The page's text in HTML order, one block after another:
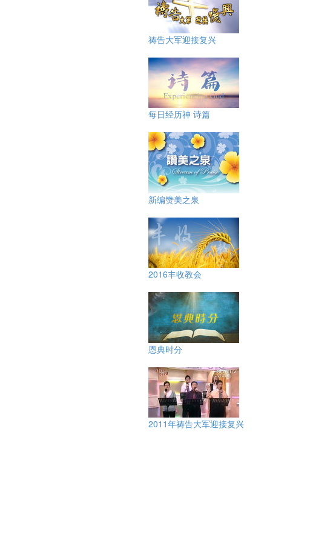
祷告大军迎接复兴
每日经历神 诗篇
新编赞美之泉
2016丰收教会
恩典时分
2011年祷告大军迎接复兴